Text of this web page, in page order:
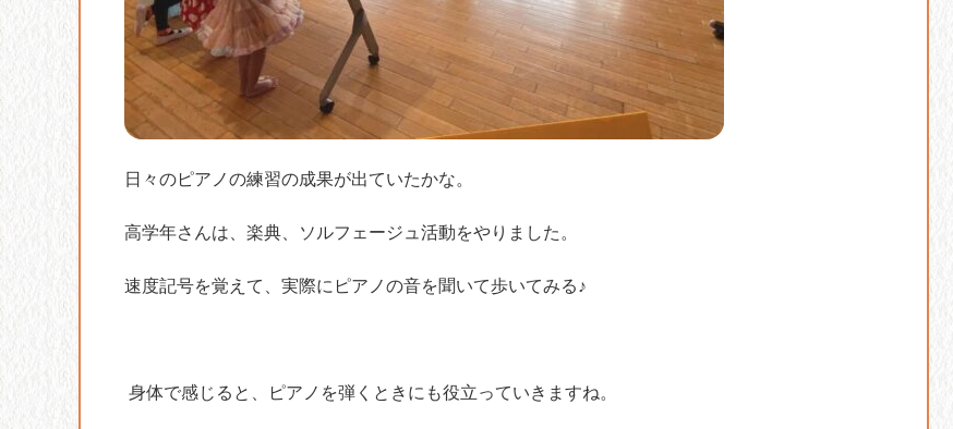
日々のピアノの練習の成果が出ていたかな。
高学年さんは、楽典、ソルフェージュ活動をやりました。
速度記号を覚えて、実際にピアノの音を聞いて歩いてみる♪
身体で感じると、ピアノを弾くときにも役立っていきますね。